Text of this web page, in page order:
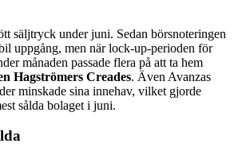
säljtryck under juni. Sedan börsnoteringen
uppgång, men när lock-up-perioden för
månaden passade flera på att ta hem
Hagströmers Creades. Även Avanzas
minskade sina innehav, vilket gjorde
sålda bolaget i juni.